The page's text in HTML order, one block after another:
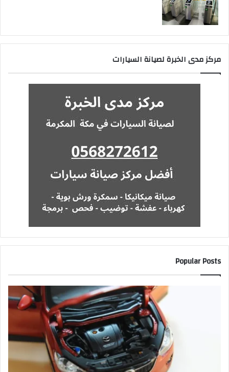
مركز مدى الخبرة لصيانة السيارات
Popular Posts